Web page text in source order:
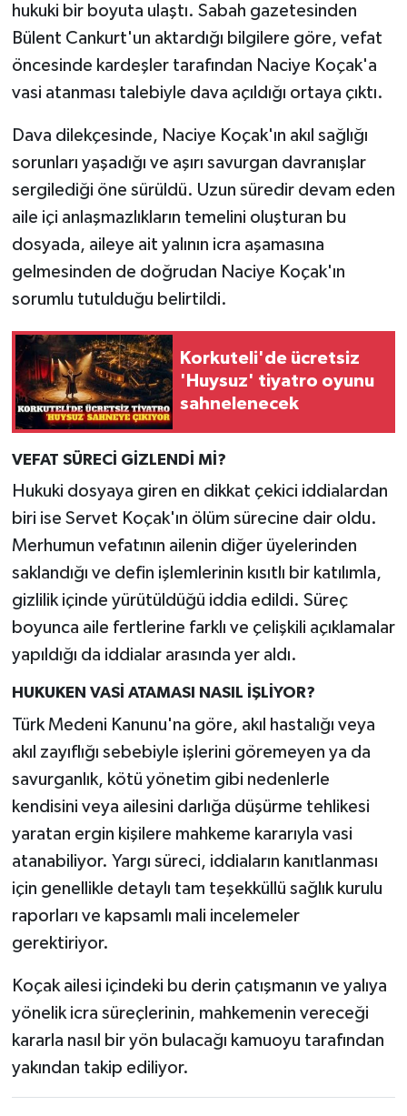
hukuki bir boyuta ulaştı. Sabah gazetesinden
Bülent Cankurt'un aktardığı bilgilere göre, vefat
öncesinde kardeşler tarafından Naciye Koçak'a
vasi atanması talebiyle dava açıldığı ortaya çıktı.
Dava dilekçesinde, Naciye Koçak'ın akıl sağlığı
sorunları yaşadığı ve aşırı savurgan davranışlar
sergilediği öne sürüldü. Uzun süredir devam eden
aile içi anlaşmazlıkların temelini oluşturan bu
dosyada, aileye ait yalının icra aşamasına
gelmesinden de doğrudan Naciye Koçak'ın
sorumlu tutulduğu belirtildi.
Korkuteli'de ücretsiz
'Huysuz' tiyatro oyunu
sahnelenecek
VEFAT SÜRECİ GİZLENDİ Mİ?
Hukuki dosyaya giren en dikkat çekici iddialardan
biri ise Servet Koçak'ın ölüm sürecine dair oldu.
Merhumun vefatının ailenin diğer üyelerinden
saklandığı ve defin işlemlerinin kısıtlı bir katılımla,
gizlilik içinde yürütüldüğü iddia edildi. Süreç
boyunca aile fertlerine farklı ve çelişkili açıklamalar
yapıldığı da iddialar arasında yer aldı.
HUKUKEN VASİ ATAMASI NASIL İŞLİYOR?
Türk Medeni Kanunu'na göre, akıl hastalığı veya
akıl zayıflığı sebebiyle işlerini göremeyen ya da
savurganlık, kötü yönetim gibi nedenlerle
kendisini veya ailesini darlığa düşürme tehlikesi
yaratan ergin kişilere mahkeme kararıyla vasi
atanabiliyor. Yargı süreci, iddiaların kanıtlanması
için genellikle detaylı tam teşekküllü sağlık kurulu
raporları ve kapsamlı mali incelemeler
gerektiriyor.
Koçak ailesi içindeki bu derin çatışmanın ve yalıya
yönelik icra süreçlerinin, mahkemenin vereceği
kararla nasıl bir yön bulacağı kamuoyu tarafından
yakından takip ediliyor.